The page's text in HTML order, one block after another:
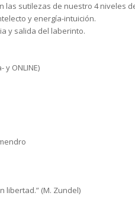
sutilezas de nuestro 4 niveles
y energía-intuición.
y salida del laberinto.
ONLINE)
libertad.” (M. Zundel)